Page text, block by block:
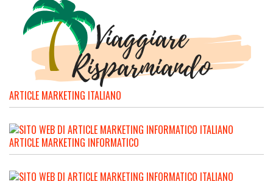
ARTICLE MARKETING ITALIANO
ARTICLE MARKETING INFORMATICO